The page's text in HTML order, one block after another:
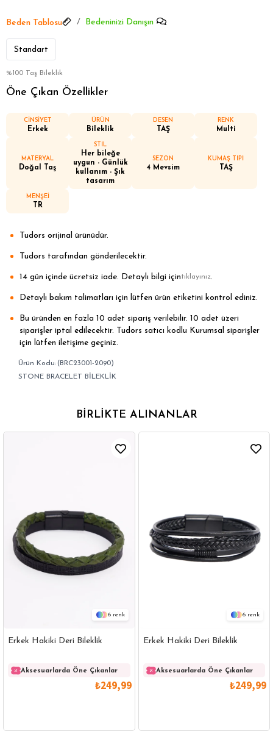
Beden Tablosu Bedeninizi Danışın
Standart
%100 Taş Bileklik
Öne Çıkan Özellikler
CİNSİYET
Erkek
ÜRÜN
Bileklik
DESEN
TAŞ
RENK
Multi
MATERYAL
Doğal Taş
STİL
Her bileğe
uygun - Günlük
kullanım - Şık
tasarım
SEZON
4 Mevsim
KUMAŞ TİPİ
TAŞ
MENŞEİ
TR
Tudors orijinal ürünüdür.
Tudors tarafından gönderilecektir.
14 gün içinde ücretsiz iade. Detaylı bilgi içintıklayınız.
Detaylı bakım talimatları için lütfen ürün etiketini kontrol ediniz.
Bu üründen en fazla 10 adet sipariş verilebilir. 10 adet üzeri
siparişler iptal edilecektir. Tudors satıcı kodlu Kurumsal siparişler
için lütfen iletişime geçiniz.
(BRC23001-2090)
STONE BRACELET BİLEKLİK
BIRLIKTE ALINANLAR
6
Erkek Hakiki Deri Bileklik
Aksesuarlarda Öne Çıkanlar
₺249,99
6
Erkek Hakiki Deri Bileklik
Aksesuarlarda Öne Çıkanlar
₺249,99